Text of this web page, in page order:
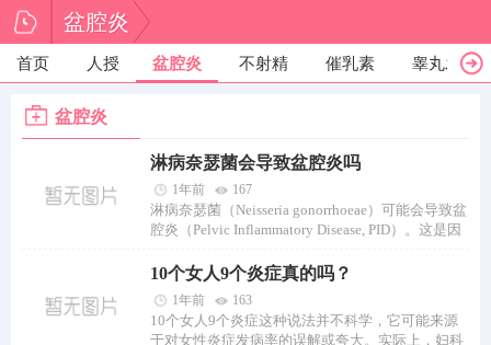
盆腔炎
首页 人授 盆腔炎 不射精 催乳素 睾丸发育
盆腔炎
淋病奈瑟菌会导致盆腔炎吗
1年前 167
淋病奈瑟菌（Neisseria gonorrhoeae）可能会导致盆
腔炎（Pelvic Inflammatory Disease, PID）。这是因
体，...
10个女人9个炎症真的吗？
1年前 163
10个女人9个炎症这种说法并不科学，它可能来源
于对女性炎症发病率的误解或夸大。实际上，妇科